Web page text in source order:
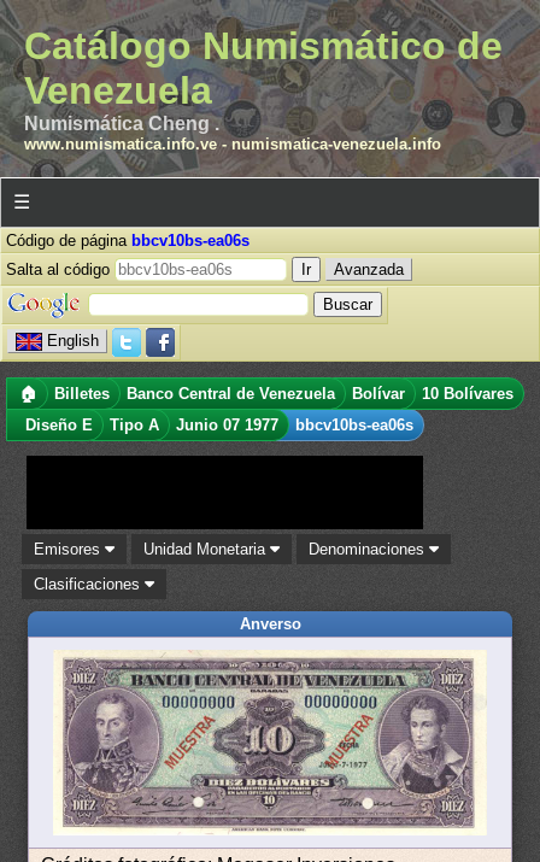
Catálogo Numismático de
Venezuela
Numismática Cheng .
www.numismatica.info.ve- numismatica-venezuela.info
☰
Código de página bbcv10bs-ea06s
Salta al código
Avanzada
English
🏠 Billetes Banco Central de Venezuela Bolívar
10 Bolívares
Diseño E
Tipo A Junio 07 1977 bbcv10bs-ea06s
Emisores Unidad Monetaria
Denominaciones
Clasificaciones
Anverso